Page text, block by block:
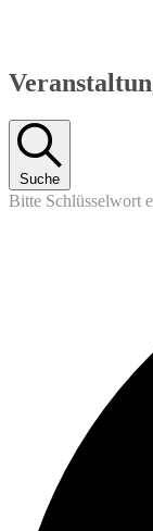
Suche
Bitte Schlüsselwort